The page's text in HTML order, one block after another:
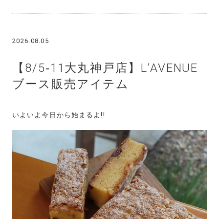
2026.08.05
【8/5‐11大丸神戸店】L’AVENUE
ブース販売アイテム
いよいよ今日から始まるよ!!